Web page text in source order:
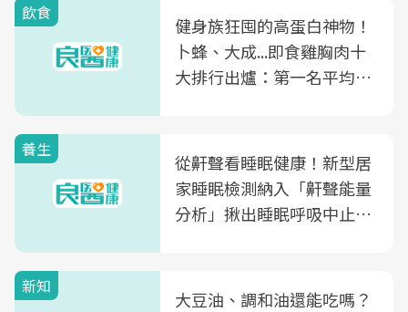
飲食
健身族狂囤的高蛋白神物！
卜蜂、大成...即食雞胸肉十
大排行出爐：第一名平均一
養生
從鼾聲看睡眠健康！新型居
家睡眠檢測納入「鼾聲能量
分析」揪出睡眠呼吸中止症
新知
大豆油、調和油還能吃嗎？